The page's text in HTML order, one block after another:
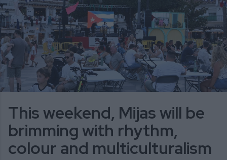
This weekend, Mijas will be
brimming with rhythm,
colour and multiculturalism